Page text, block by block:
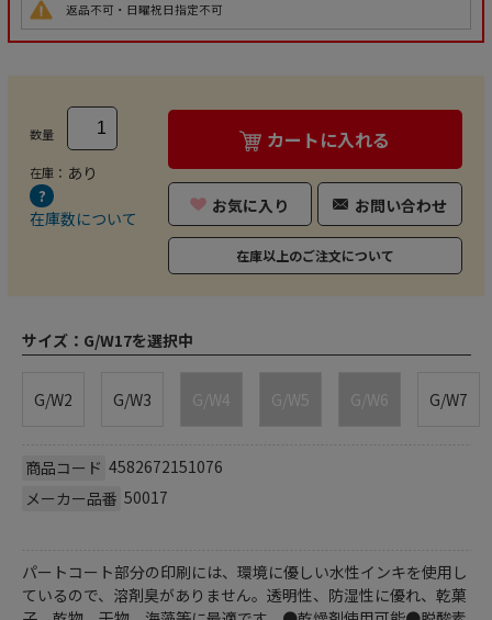
返品不可・日曜祝日指定不可
数量
在庫： あり
在庫数について
カートに入れる
お気に入り お問い合わせ
在庫以上のご注文について
サイズ： G/W17を選択中
G/W2 G/W3 G/W4 G/W5 G/W6 G/W7
商品コード 4582672151076
メーカー品番 50017
パートコート部分の印刷には、環境に優しい水性インキを使用し
ているので、溶剤臭がありません。透明性、防湿性に優れ、乾菓